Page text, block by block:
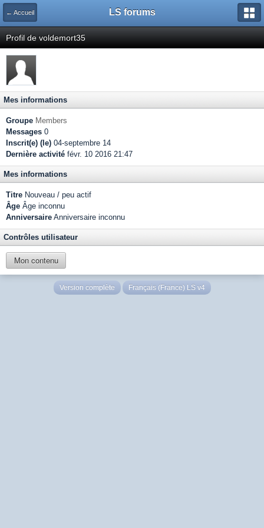
← Accueil LS forums
Profil de voldemort35
Mes informations
Groupe Members
Messages 0
Inscrit(e) (le) 04-septembre 14
Dernière activité févr. 10 2016 21:47
Mes informations
Titre Nouveau / peu actif
Âge Âge inconnu
Anniversaire Anniversaire inconnu
Contrôles utilisateur
Mon contenu
Version complète Français (France) LS v4